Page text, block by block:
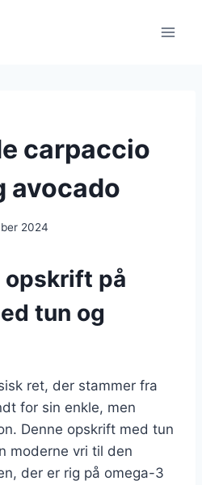
carpaccio
avocado
2024
på
tun og
ret, der stammer fra
for sin enkle, men
Denne opskrift med tun
moderne vri til den
der er rig på omega-3